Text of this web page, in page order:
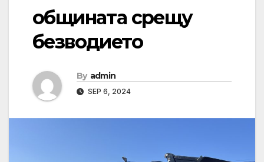
общината срещу
безводието
By admin
SEP 6, 2024